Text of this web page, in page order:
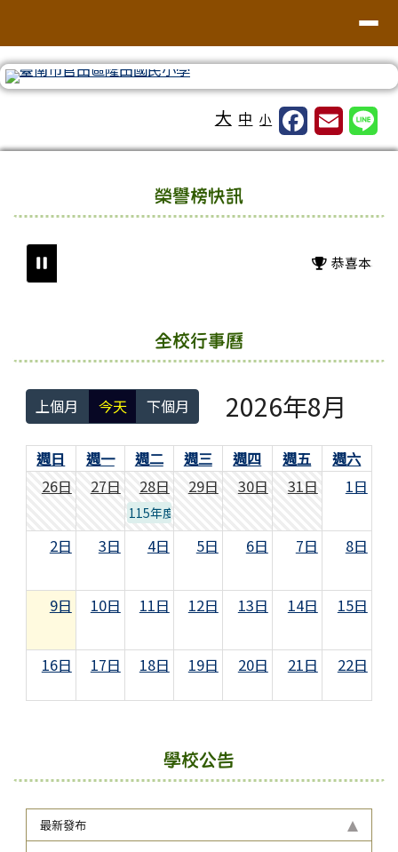
大 中 小
榮譽榜快訊
恭喜本校學
全校行事曆
上個月 今天 下個月 2026年8月
週日 週一 週二 週三 週四 週五
週六
26日
27日 28日
115年度智慧城市-AI機器人全國賽
29日 30日 31日 1日
2日 3日 4日 5日 6日 7日 8日
9日 10日 11日 12日 13日 14日 15日
16日 17日 18日 19日 20日 21日 22日
30日 31日 1日 2日 3日 4日 5日
學校公告
最新發布